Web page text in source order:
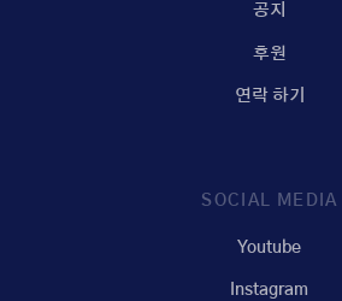
공지
후원
연락 하기
SOCIAL MEDIA
Youtube
Instagram